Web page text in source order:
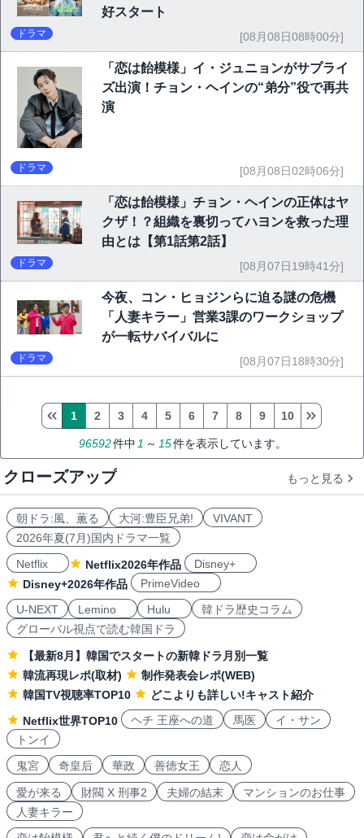
好スタート
ドラマ [08月08日08時00分]
「恋は飴模様」イ・ジュニョンがサプライ
ズ出演！チョン・ヘインの“弟分”役で再共
演
ドラマ [08月08日02時06分]
「恋は飴模様」チョン・ヘインの正体はヤ
クザ！？組織を裏切ってハヨンを救った理
由とは【第1話第2話】
ドラマ [08月07日19時41分]
今夜、コン・ヒョジンらに迫る謎の危機
「人妻キラー」営業3課のワークショップ
が一転サバイバルに
ドラマ [08月07日18時30分]
96592件中 1 ～ 15件を表示しています。
1 2 3 4 5 6 7 8 9 10
クローズアップ もっと見る
朝ドラ:風、薫る 大河:豊臣兄弟!
VIVANT
2026年夏(7月)国内ドラマ一覧
Netflix
Netflix2026年作品
Disney+
Disney+2026年作品
PrimeVideo
U-NEXT
Lemino Hulu
韓ドラ歴史コラム
グローバル視点で読む韓国ドラ
【最新8月】韓国でスタートの新韓ドラ月別一覧
韓流再現レポ(取材)
制作発表会レポ(WEB)
韓国TV視聴率TOP10
どこよりも詳しい!キャスト紹介
Netflix世界TOP10
ヘチ 王座への道 馬医
イ・サン
トンイ
鬼宮
奇皇后 華政 善徳女王 恋人
愛が来る 財閥 X 刑事2 夫婦の結末
マンションのお仕事
人妻キラー